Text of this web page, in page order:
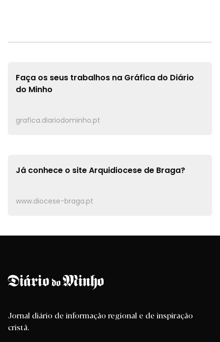
Faça os seus trabalhos na Gráfica do Diário
do Minho
grafica.diariodominho.pt
Já conhece o siteArquidiocese de Braga?
www.diocese-braga.pt
Jornal diário de informação regional e de inspiração
cristã.